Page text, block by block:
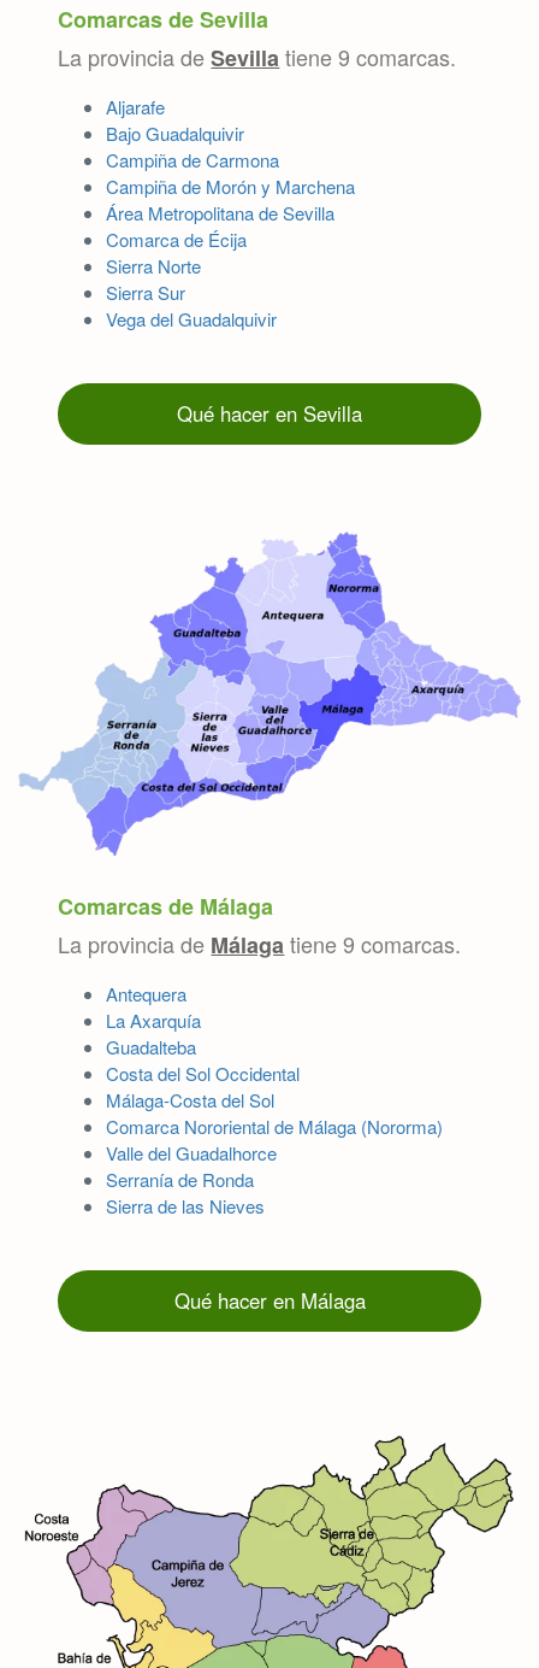
Comarcas de Sevilla
La provincia deSevillatiene 9 comarcas.
Aljarafe
Bajo Guadalquivir
Campiña de Carmona
Campiña de Morón y Marchena
Área Metropolitana de Sevilla
Comarca de Écija
Sierra Norte
Sierra Sur
Vega del Guadalquivir
Qué hacer en Sevilla
Comarcas de Málaga
La provincia de Málagatiene 9 comarcas.
Antequera
La Axarquía
Guadalteba
Costa del Sol Occidental
Málaga-Costa del Sol
Comarca Nororiental de Málaga (Nororma)
Valle del Guadalhorce
Serranía de Ronda
Sierra de las Nieves
Qué hacer en Málaga